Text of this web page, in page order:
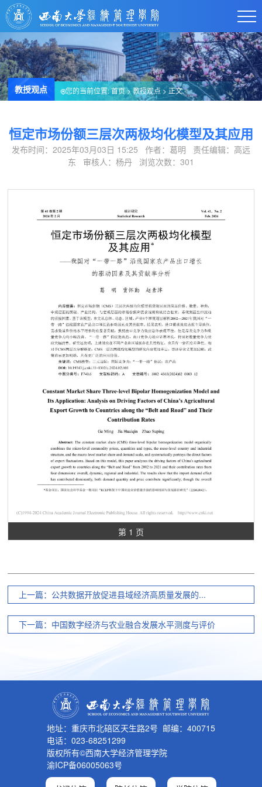
教授观点 您的当前位置:首页>教授观点> 正文
恒定市场份额三层次两极均化模型及其应用
发布时间：2025年03月03日 15:25 作者：葛明 责任编辑：高远
东 审核人：杨丹 浏览次数： 301
第 1 页
上一篇：公共数据开放促进县域经济高质量发展的...
下一篇：中国数字经济与农业融合发展水平测度与评价
地址：重庆市北碚区天生路2号 邮编：400715
电话：023-68251299
版权所有©西南大学经济管理学院
渝ICP备06005063号